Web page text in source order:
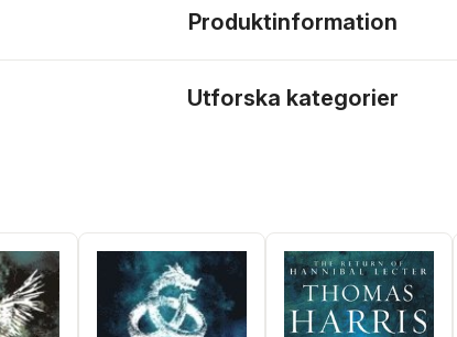
Produktinformation
Utforska kategorier